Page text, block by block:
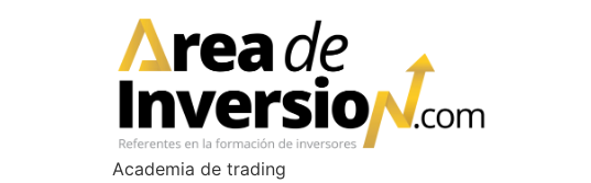
Academia de trading